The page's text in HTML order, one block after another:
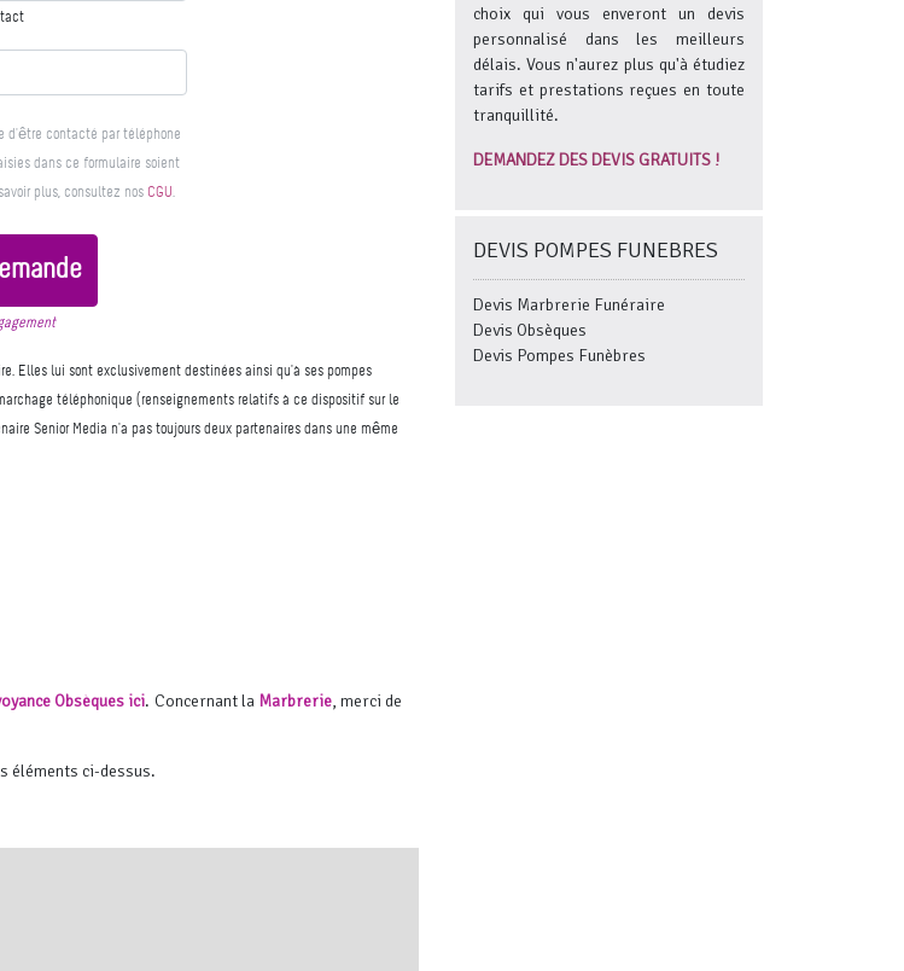
Obsèques ici. Concernant la Marbrerie, merci de
éléments ci-dessus.
choix qui vous enveront un devis
personnalisé dans les meilleurs
délais. Vous n'aurez plus qu'à étudiez
tarifs et prestations reçues en toute
tranquillité.
DEMANDEZ DES DEVIS GRATUITS !
DEVIS POMPES FUNEBRES
Devis Marbrerie Funéraire
Devis Obsèques
Devis Pompes Funèbres